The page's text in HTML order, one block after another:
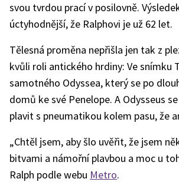
svou tvrdou prací v posilovně.
úctyhodnější, že Ralphovi je už 62 let.
Tělesná proměna nepřišla jen tak z
kvůli roli antického hrdiny: Ve snímku
samotného Odyssea, který se po
domů ke své Penelope. A Odysseus
plavit s pneumatikou kolem pasu, že
„Chtěl jsem, aby šlo uvěřit, že jsem
bitvami a námořní plavbou a moc u
Ralph podle webu Metro.